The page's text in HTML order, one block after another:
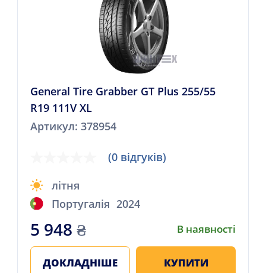
General Tire Grabber GT Plus 255/55
R19 111V XL
Артикул: 378954
(0 відгуків)
літня
Португалія 2024
5 948 ₴ В наявності
ДОКЛАДНІШЕ КУПИТИ